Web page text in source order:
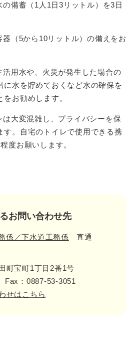
備蓄（1人1日3リットル）を3日
（5から10リットル）の備えをお
用水や、火災が発生した場合の
に水を貯めておくなど水の確保を
お勧めします。
大変混雑し、プライバシーを保
す。自宅のトイレで使用できる携
度お願いします。
お問い合わせ先
係／下水道工務係 直通
町宝町1丁目2番1号
Fax：0887-53-3051
せはこちら